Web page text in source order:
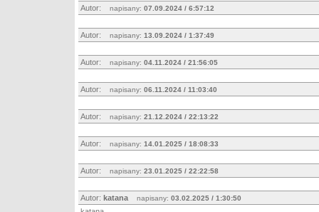
Autor: napisany: 07.09.2024 / 6:57:12
Autor: napisany: 13.09.2024 / 1:37:49
Autor: napisany: 04.11.2024 / 21:56:05
Autor: napisany: 06.11.2024 / 11:03:40
Autor: napisany: 21.12.2024 / 22:13:22
Autor: napisany: 14.01.2025 / 18:08:33
Autor: napisany: 23.01.2025 / 22:22:58
Autor: katana napisany: 03.02.2025 / 1:30:50